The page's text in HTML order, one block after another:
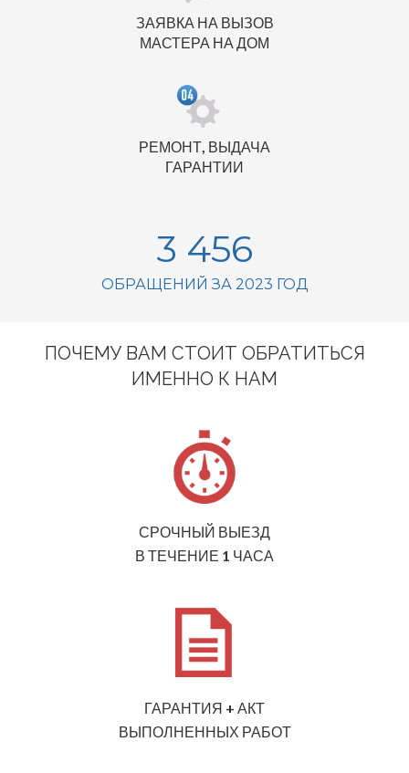
ЗАЯВКА НА ВЫЗОВ
МАСТЕРА НА ДОМ
РЕМОНТ, ВЫДАЧА
ГАРАНТИИ
3 456
ОБРАЩЕНИЙ ЗА 2023 ГОД
ПОЧЕМУ ВАМ СТОИТ ОБРАТИТЬСЯ
ИМЕННО К НАМ
СРОЧНЫЙ ВЫЕЗД
В ТЕЧЕНИЕ 1 ЧАСА
ГАРАНТИЯ + АКТ
ВЫПОЛНЕННЫХ РАБОТ